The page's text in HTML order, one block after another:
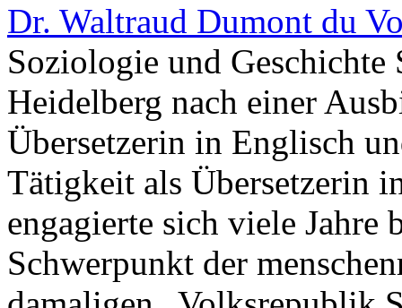
Dr. Waltraud Dumont du
Soziologie und Geschichte
Heidelberg nach einer
Übersetzerin in Englisch
Tätigkeit als Übersetzerin
engagierte sich viele
Schwerpunkt der